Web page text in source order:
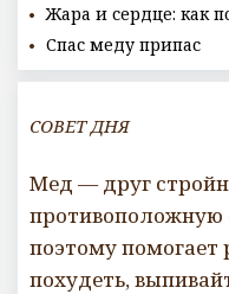
Жара и сердце: как
Спас меду припас
СОВЕТ ДНЯ
Мед — друг
противоположную
поэтому помогает
похудеть,